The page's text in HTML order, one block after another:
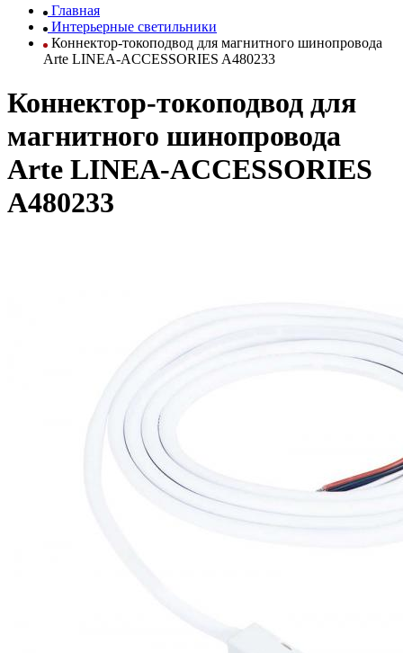
Главная
Интерьерные светильники
Коннектор-токоподвод для магнитного шинопровода
Arte LINEA-ACCESSORIES A480233
Коннектор-токоподвод для
магнитного шинопровода
Arte LINEA-ACCESSORIES
A480233